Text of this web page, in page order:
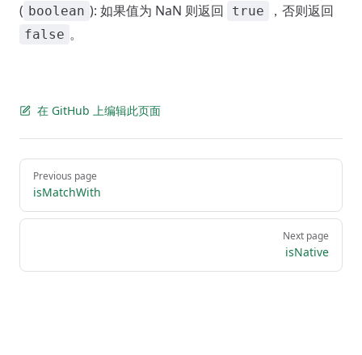
( boolean ): 如果值为 NaN 则返回 true ，否则返回
false 。
在 GitHub 上编辑此页面
Pager
Previous page
isMatchWith
Next page
isNative